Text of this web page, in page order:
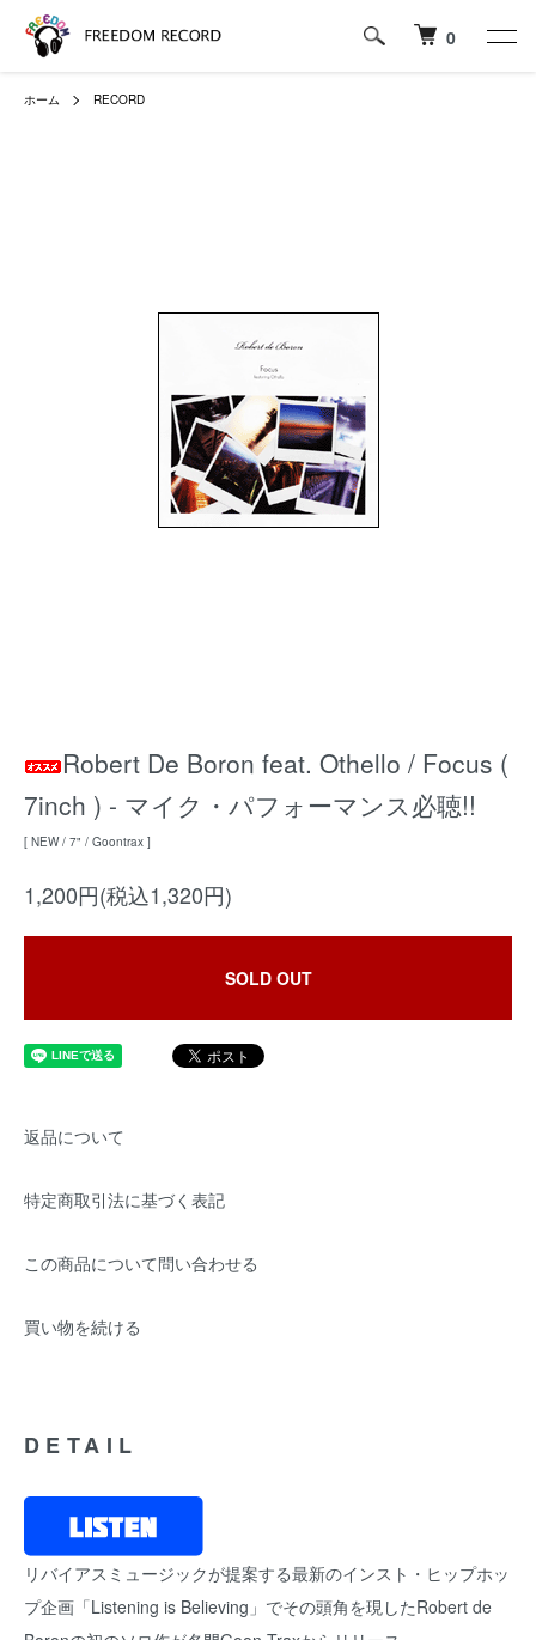
0
ホーム RECORD
Robert De Boron feat. Othello / Focus (
7inch ) - マイク・パフォーマンス必聴!!
[ NEW / 7" / Goontrax ]
1,200円(税込1,320円)
SOLD OUT
返品について
特定商取引法に基づく表記
この商品について問い合わせる
買い物を続ける
DETAIL
リバイアスミュージックが提案する最新のインスト・ヒップホッ
プ企画「Listening is Believing」でその頭角を現したRobert de